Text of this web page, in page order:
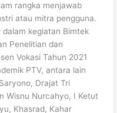
rangka menjawab
atau mitra pengguna.
kegiatan Bimtek
Penelitian dan
Vokasi Tahun 2021
PTV, antara lain
Drajat Tri
Wisnu Nurcahyo, I Ketut
Khasrad, Kahar